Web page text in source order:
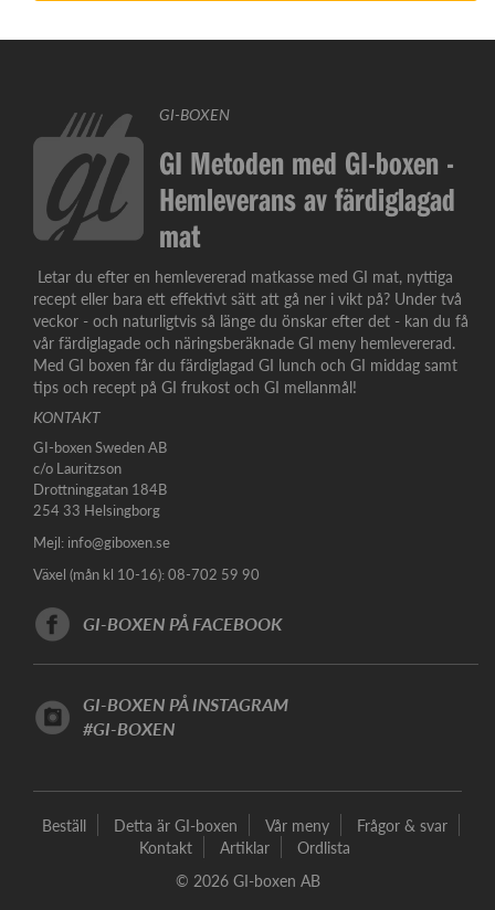
GI-BOXEN
GI Metoden med GI-boxen -
Hemleverans av färdiglagad
mat
Letar du efter en hemlevererad matkasse med GI mat, nyttiga
recept eller bara ett effektivt sätt att gå ner i vikt på? Under två
veckor - och naturligtvis så länge du önskar efter det - kan du få
vår färdiglagade och näringsberäknade GI meny hemlevererad.
Med GI boxen får du färdiglagad GI lunch och GI middag samt
tips och recept på GI frukost och GI mellanmål!
KONTAKT
GI-boxen Sweden AB
c/o Lauritzson
Drottninggatan 184B
254 33 Helsingborg
Mejl: info@giboxen.se
Växel (mån kl 10-16): 08-702 59 90
GI-BOXEN PÅ FACEBOOK
GI-BOXEN PÅ INSTAGRAM
#GI-BOXEN
Beställ Detta är GI-boxen Vår meny
Frågor & svar
Kontakt
Artiklar
Ordlista
© 2026 GI-boxen AB